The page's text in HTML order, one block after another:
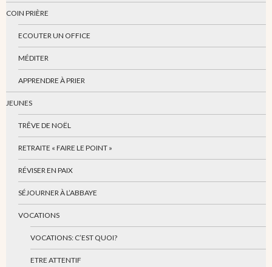
COIN PRIÈRE
ECOUTER UN OFFICE
MÉDITER
APPRENDRE À PRIER
JEUNES
TRÊVE DE NOËL
RETRAITE « FAIRE LE POINT »
RÉVISER EN PAIX
SÉJOURNER À L’ABBAYE
VOCATIONS
VOCATIONS: C’EST QUOI?
ETRE ATTENTIF